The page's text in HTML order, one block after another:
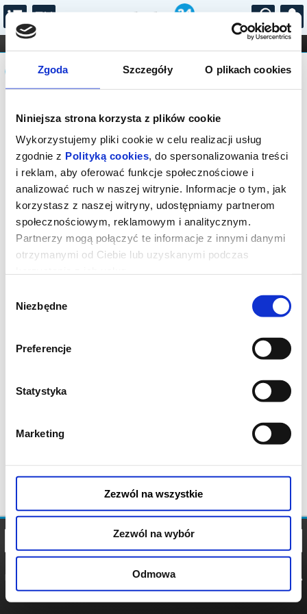
Zgoda Szczegóły O plikach cookies
Niniejsza strona korzysta z plików cookie
Wykorzystujemy pliki cookie w celu realizacji usług
zgodnie z Polityką cookies, do spersonalizowania treści
i reklam, aby oferować funkcje społecznościowe i
analizować ruch w naszej witrynie. Informacje o tym, jak
korzystasz z naszej witryny, udostępniamy partnerom
społecznościowym, reklamowym i analitycznym.
Partnerzy mogą połączyć te informacje z innymi danymi
otrzymanymi od Ciebie lub uzyskanymi podczas
zgody
Niezbędne
Preferencje
Statystyka
Marketing
Zezwól na wszystkie
Zezwól na wybór
Odmowa
...
FILHARMONIA OPERA I BALET
STAND-UP
DLA DZIECI
Komunikat
Sprzedaż biletów on-line na wydarzenie
została zakończona.
POLITYKA
POLITYKA